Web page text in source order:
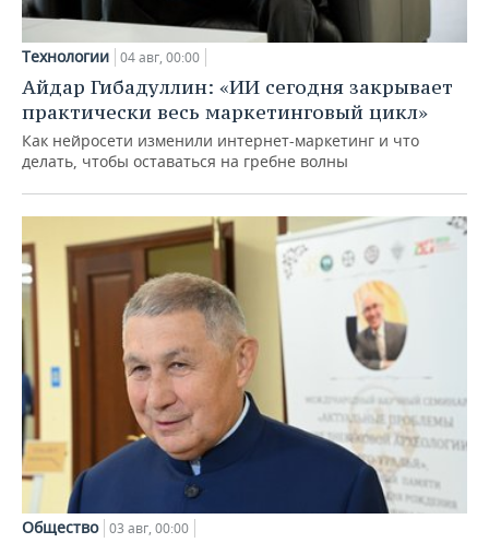
Технологии 04 авг, 00:00
Айдар Гибадуллин: «ИИ сегодня закрывает
практически весь маркетинговый цикл»
Как нейросети изменили интернет-маркетинг и что
делать, чтобы оставаться на гребне волны
Общество 03 авг, 00:00